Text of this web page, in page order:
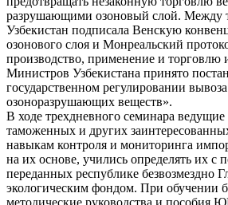
разрушающими озоновый слой. Между
Узбекистан подписала Венскую
озонового слоя и Монреальский
производство, применение и торговлю
Министров Узбекистана принято
государственном регулировании
озоноразрушающих веществ».
В ходе трехдневного семинара
таможенных и других
навыкам контроля и мониторинга
на их основе, учились определять их
переданных республике безвозмездно
экологическим фондом. При обучении
методические руководства и пособия